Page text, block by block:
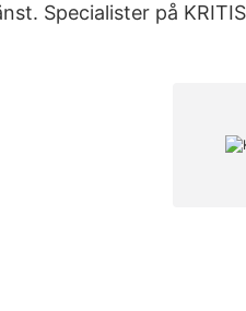
Specialister på